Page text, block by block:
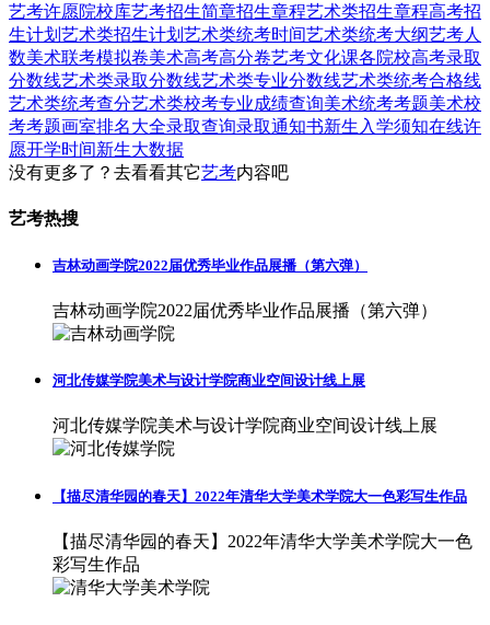
艺考许愿院校库艺考招生简章招生章程艺术类招生章程高考招
生计划 艺术类招生计划 艺术类统考时间艺术类统考大纲艺考人
数美术联考模拟卷美术高考高分卷艺考文化课各院校高考录取
分数线艺术类录取分数线艺术类专业分数线艺术类统考合格线
艺术类统考查分艺术类校考专业成绩查询美术统考考题美术校
考考题画室排名大全录取查询录取通知书新生入学须知在线许
愿开学时间新生大数据
没有更多了？去看看其它艺考内容吧
艺考热搜
吉林动画学院2022届优秀毕业作品展播（第六弹）
吉林动画学院2022届优秀毕业作品展播（第六弹）
河北传媒学院美术与设计学院商业空间设计线上展
河北传媒学院美术与设计学院商业空间设计线上展
【描尽清华园的春天】2022年清华大学美术学院大一色彩写生作品
【描尽清华园的春天】2022年清华大学美术学院大一色
彩写生作品